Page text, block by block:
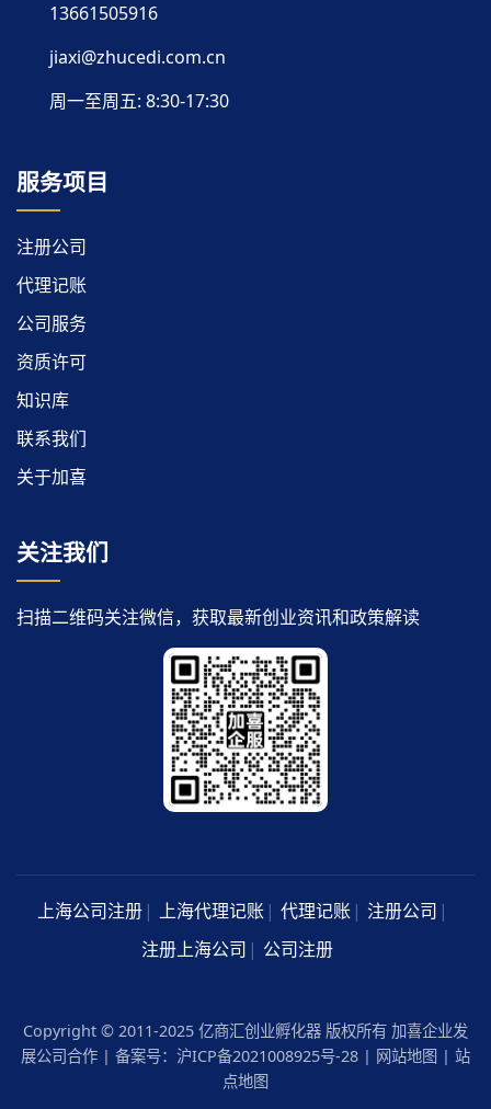
13661505916
jiaxi@zhucedi.com.cn
周一至周五: 8:30-17:30
服务项目
注册公司
代理记账
公司服务
资质许可
知识库
联系我们
关于加喜
关注我们
扫描二维码关注微信，获取最新创业资讯和政策解读
上海公司注册 上海代理记账 代理记账
注册公司
注册上海公司
公司注册
Copyright © 2011-2025 亿商汇创业孵化器 版权所有 加喜企业发
展公司合作 | 备案号： 沪ICP备2021008925号-28 | 网站地图 | 站
点地图